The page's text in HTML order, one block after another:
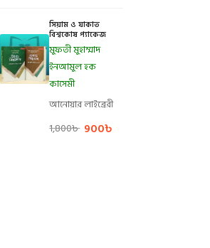
সিয়াম ও যাকাত
বিশ্বকোষ প্যাকেজ
মুফতী মুহাম্মাদ
ইনআমুল হক
কাসেমী
আনোয়ার লাইব্রেরী
1,800৳ 900৳